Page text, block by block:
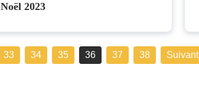
Noël 2023
33 34 35 36 37 38 Suivant